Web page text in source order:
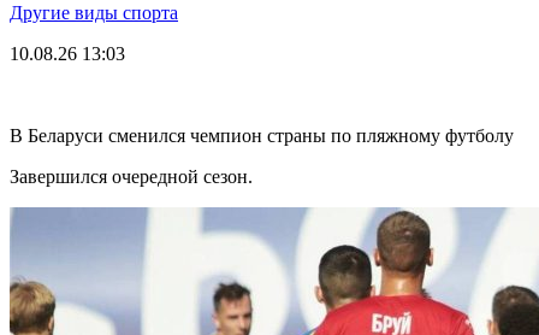
Другие виды спорта
10.08.26 13:03
В Беларуси сменился чемпион страны по пляжному футболу
Завершился очередной сезон.